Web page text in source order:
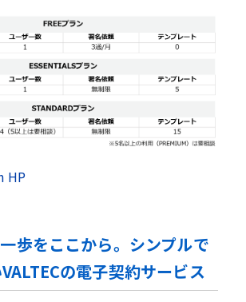
HP
歩をここから。シンプルで
の電子契約サービス